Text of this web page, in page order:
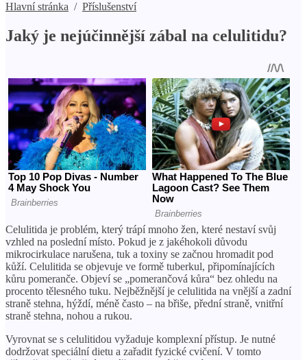
Hlavní stránka / Příslušenství
Jaký je nejúčinnější zábal na celulitidu?
Celulitida je problém, který trápí mnoho žen, které nestaví svůj
vzhled na poslední místo. Pokud je z jakéhokoli důvodu
mikrocirkulace narušena, tuk a toxiny se začnou hromadit pod
kůží. Celulitida se objevuje ve formě tuberkul, připomínajících
kůru pomeranče. Objeví se „pomerančová kůra“ bez ohledu na
procento tělesného tuku. Nejběžnější je celulitida na vnější a zadní
straně stehna, hýždí, méně často – na břiše, přední straně, vnitřní
straně stehna, nohou a rukou.
Vyrovnat se s celulitidou vyžaduje komplexní přístup. Je nutné
dodržovat speciální dietu a zařadit fyzické cvičení. V tomto